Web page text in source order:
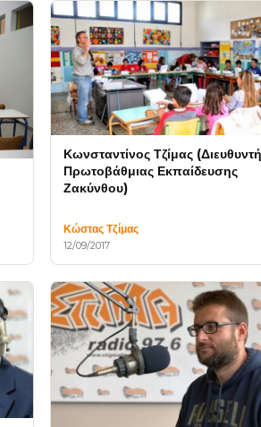
Κωνσταντίνος Τζίμας
Πρωτοβάθμιας Εκπαίδευσης
Ζακύνθου)
Κώστας Τζίμας
12/09/2017